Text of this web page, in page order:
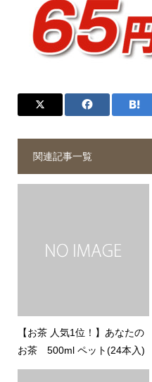
関連記事一覧
【お茶 人気1位！】あなたの
お茶 500ml ペット(24本入)